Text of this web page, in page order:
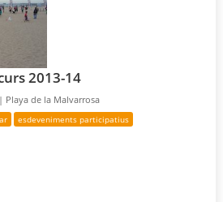
2013-14
Playa de la Malvarrosa
esdeveniments participatius